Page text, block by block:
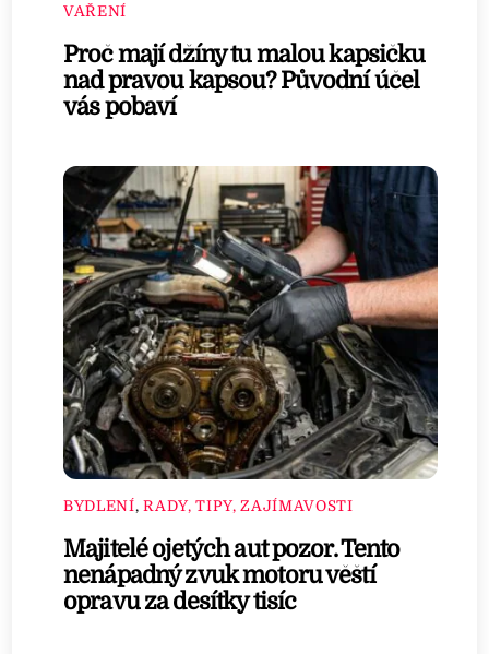
VAŘENÍ
Proč mají džíny tu malou kapsičku
nad pravou kapsou? Původní účel
vás pobaví
BYDLENÍ,RADY, TIPY, ZAJÍMAVOSTI
Majitelé ojetých aut pozor. Tento
nenápadný zvuk motoru věští
opravu za desítky tisíc